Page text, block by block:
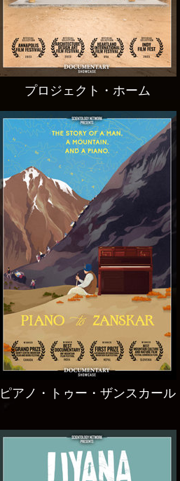
プロジェクト・ホーム
ピアノ・トゥー・ザンスカール